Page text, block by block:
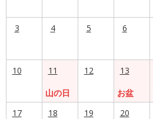
3 4 5 6
10
11
山の日
12
13
お盆
17
18 19 20